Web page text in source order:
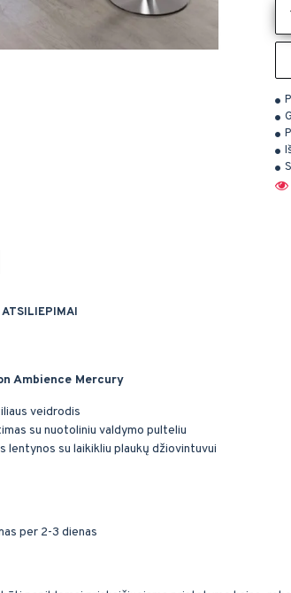
ATSILIEPIMAI
Ambience Mercury
veidrodis
su nuotoliniu valdymo pulteliu
lentynos su laikikliu plaukų džiovintuvui
per 2-3 dienas